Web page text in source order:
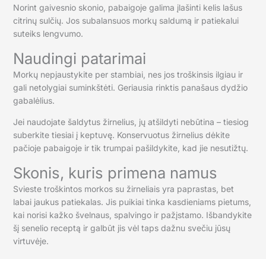
Norint gaivesnio skonio, pabaigoje galima įlašinti kelis lašus
citrinų sulčių. Jos subalansuos morkų saldumą ir patiekalui
suteiks lengvumo.
Naudingi patarimai
Morkų nepjaustykite per stambiai, nes jos troškinsis ilgiau ir
gali netolygiai suminkštėti. Geriausia rinktis panašaus dydžio
gabalėlius.
Jei naudojate šaldytus žirnelius, jų atšildyti nebūtina – tiesiog
suberkite tiesiai į keptuvę. Konservuotus žirnelius dėkite
pačioje pabaigoje ir tik trumpai pašildykite, kad jie nesutižtų.
Skonis, kuris primena namus
Svieste troškintos morkos su žirneliais yra paprastas, bet
labai jaukus patiekalas. Jis puikiai tinka kasdieniams pietums,
kai norisi kažko švelnaus, spalvingo ir pažįstamo. Išbandykite
šį senelio receptą ir galbūt jis vėl taps dažnu svečiu jūsų
virtuvėje.